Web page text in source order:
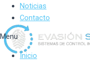
Noticias
Contacto
Menu
Inicio